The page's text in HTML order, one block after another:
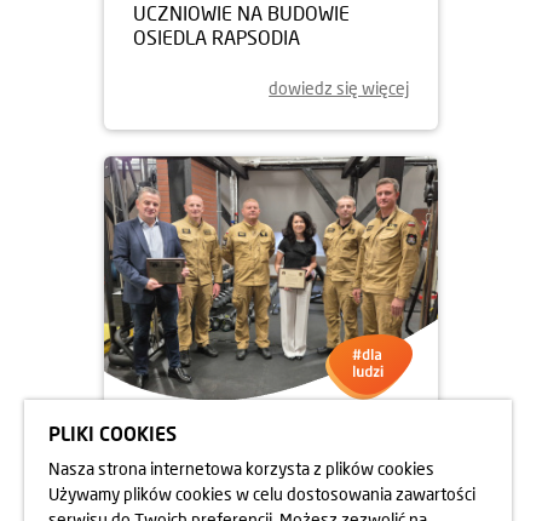
UCZNIOWIE NA BUDOWIE
OSIEDLA RAPSODIA
dowiedz się więcej
05.06.2025
DBAMY O FORMĘ STRAŻAKÓW
PLIKI COOKIES
Nasza strona internetowa korzysta z plików cookies
Używamy plików cookies w celu dostosowania zawartości